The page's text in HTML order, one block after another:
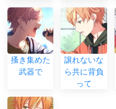
搔き集めた
武器で
譲れないな
ら共に背負
って